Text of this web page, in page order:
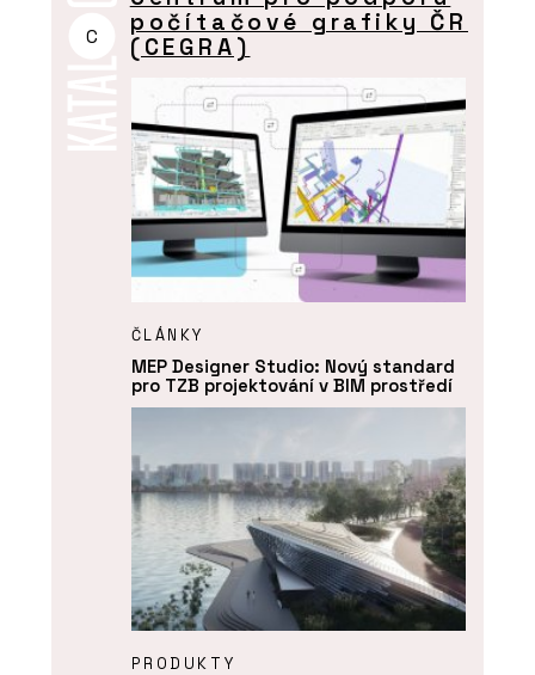
C
počítačové grafiky ČR
(CEGRA)
ČLÁNKY
MEP Designer Studio: Nový standard
pro TZB projektování v BIM prostředí
PRODUKTY